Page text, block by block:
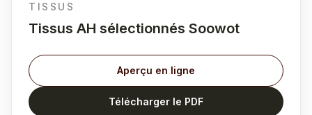
TISSUS
Tissus AH sélectionnés Soowot
Aperçu en ligne
Télécharger le PDF